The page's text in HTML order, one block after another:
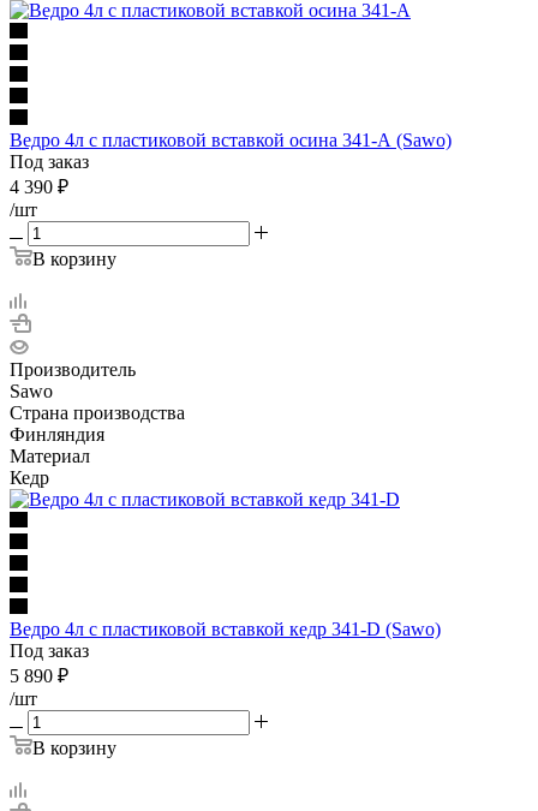
Ведро 4л с пластиковой вставкой осина 341-А (Sawo)
Под заказ
4 390 ₽
/шт
В корзину
Производитель
Sawo
Страна производства
Финляндия
Материал
Кедр
Ведро 4л с пластиковой вставкой кедр 341-D (Sawo)
Под заказ
5 890 ₽
/шт
В корзину